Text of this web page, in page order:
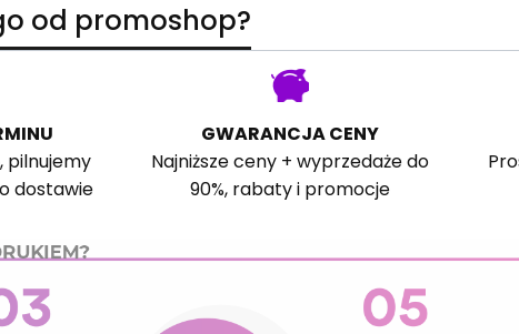
od promoshop?
pilnujemy
dostawie
GWARANCJA CENY
Najniższe ceny + wyprzedaże do
90%, rabaty i promocje